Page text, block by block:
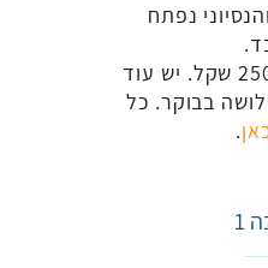
נפתח
ימי שני, בוקר וערב. 250 שקל. יש עוד
בבוקר. כל
.
1